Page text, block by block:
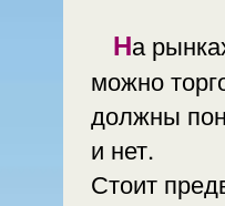
На рынках в туристических местах
можно
должны
и нет.
Стоит